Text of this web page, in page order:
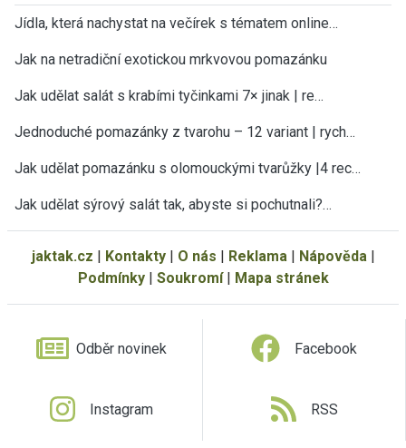
Jídla, která nachystat na večírek s tématem online…
Jak na netradiční exotickou mrkvovou pomazánku
Jak udělat salát s krabími tyčinkami 7× jinak | re…
Jednoduché pomazánky z tvarohu – 12 variant | rych…
Jak udělat pomazánku s olomouckými tvarůžky |4 rec…
Jak udělat sýrový salát tak, abyste si pochutnali?…
jaktak.cz | Kontakty| O nás | Reklama| Nápověda|
Podmínky| Soukromí| Mapa stránek
Odběr novinek Facebook
Instagram RSS